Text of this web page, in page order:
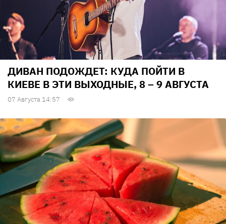
ДИВАН ПОДОЖДЕТ: КУДА ПОЙТИ В
КИЕВЕ В ЭТИ ВЫХОДНЫЕ, 8 – 9 АВГУСТА
07 Августа 14:57